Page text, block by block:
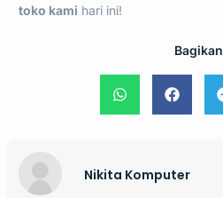
Bagikan
toko kami hari ini!
Nikita Komputer